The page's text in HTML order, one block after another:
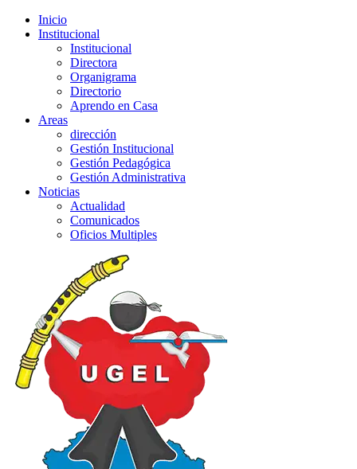
Inicio
Institucional
Institucional
Directora
Organigrama
Directorio
Aprendo en Casa
Areas
dirección
Gestión Institucional
Gestión Pedagógica
Gestión Administrativa
Noticias
Actualidad
Comunicados
Oficios Multiples